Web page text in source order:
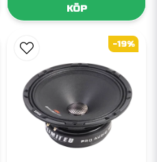
KÖP
-19%